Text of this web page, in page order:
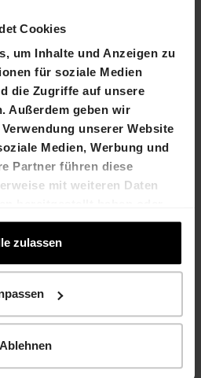
Cookies
um Inhalte und Anzeigen zu
für soziale Medien
die Zugriffe auf unsere
Außerdem geben wir
unserer Website
Medien, Werbung und
Partner führen diese
mit weiteren Daten
Nutzung der Dienste
zulassen
Ablehnen